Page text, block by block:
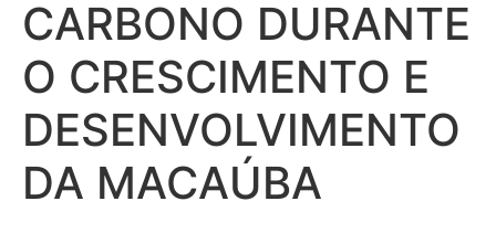
CARBONO DURANTE
O CRESCIMENTO E
DESENVOLVIMENTO
DA MACAÚBA